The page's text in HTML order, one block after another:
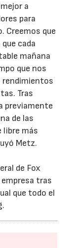
a
para
Creemos que
cada
mañana
que nos
rendimientos
Tras
previamente
de las
libre más
Metz.
de Fox
tras
que todo el